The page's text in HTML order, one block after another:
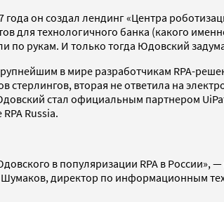
он создал лендинг «Центра
для технологичного банка (какого
по рукам. И только тогда Юдовский
в мире разработчикам RPA-
стерлингов, вторая не ответила на
стал официальным партнером
Russia.
в популяризации RPA в
директор по информационным